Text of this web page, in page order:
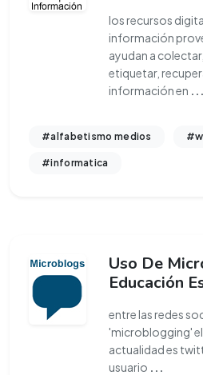
los recursos
información
ayudan a
etiquetar,
información en ...
#alfabetismo medios
#informatica
Uso De
Educación
entre las redes
'microblogging' el
actualidad es
usuario ...